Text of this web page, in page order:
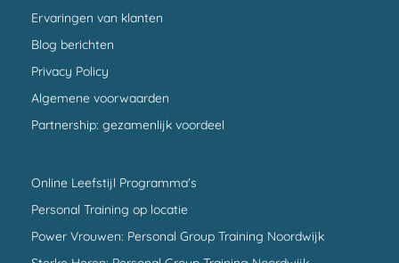
Ervaringen van klanten
Blog berichten
Privacy Policy
Algemene voorwaarden
Partnership: gezamenlijk voordeel
Online Leefstijl Programma's
Personal Training op locatie
Power Vrouwen: Personal Group Training Noordwijk